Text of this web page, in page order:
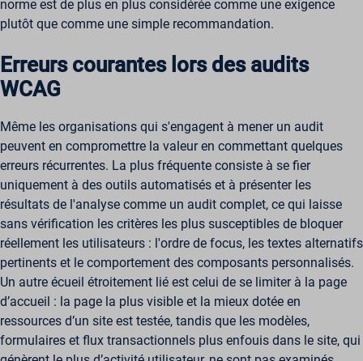
norme est de plus en plus considérée comme une exigence
plutôt que comme une simple recommandation.
Erreurs courantes lors des audits
WCAG
Même les organisations qui s'engagent à mener un audit
peuvent en compromettre la valeur en commettant quelques
erreurs récurrentes. La plus fréquente consiste à se fier
uniquement à des outils automatisés et à présenter les
résultats de l'analyse comme un audit complet, ce qui laisse
sans vérification les critères les plus susceptibles de bloquer
réellement les utilisateurs : l'ordre de focus, les textes alternatifs
pertinents et le comportement des composants personnalisés.
Un autre écueil étroitement lié est celui de se limiter à la page
d’accueil : la page la plus visible et la mieux dotée en
ressources d’un site est testée, tandis que les modèles,
formulaires et flux transactionnels plus enfouis dans le site, qui